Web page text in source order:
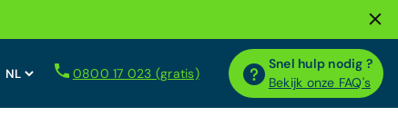
0800 17 023 (gratis)
Snel hulp nodig ?
Bekijk onze FAQ's